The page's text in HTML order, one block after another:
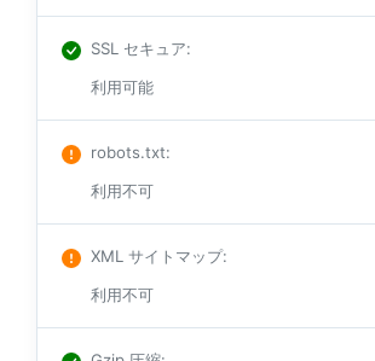
SSL セキュア:
利用可能
robots.txt:
利用不可
XML サイトマップ:
利用不可